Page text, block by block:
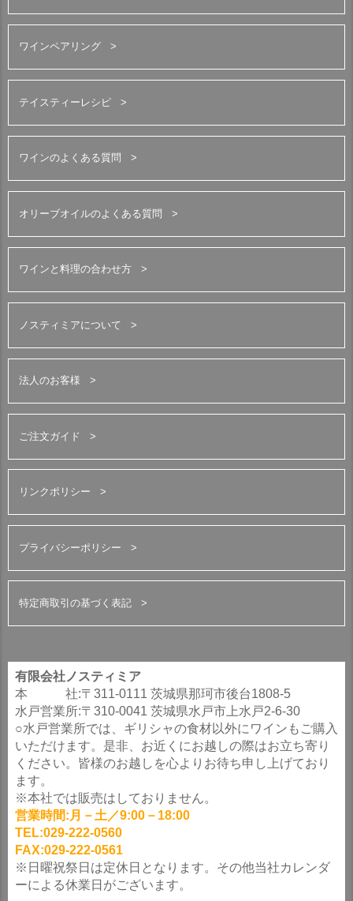
ワインペアリング
テイスティーレシピ
ワインのよくある質問
オリーブオイルのよくある質問
ワインと料理の合わせ方
ノスティミアについて
法人のお客様
ご注文ガイド
リンクポリシー
プライバシーポリシー
特定商取引の基づく表記
有限会社ノスティミア
本 社:〒311-0111 茨城県那珂市後台1808-5
水戸営業所:〒310-0041 茨城県水戸市上水戸2-6-30
○水戸営業所では、ギリシャの食材以外にワインもご購入
いただけます。是非、お近くにお越しの際はお立ち寄り
ください。皆様のお越しを心よりお待ち申し上げており
ます。
※本社では販売はしておりません。
営業時間:月－土／9:00－18:00
TEL:029-222-0560
FAX:029-222-0561
※日曜祝祭日は定休日となります。その他当社カレンダ
ーによる休業日がございます。